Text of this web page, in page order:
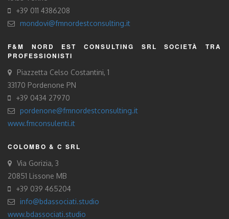
+39 011 4386208
mondovi@fmnordestconsulting.it
F&M NORD EST CONSULTING SRL SOCIETÀ TRA
PROFESSIONISTI
Piazzetta Celso Costantini, 1
33170 Pordenone PN
+39 0434 27970
pordenone@fmnordestconsulting.it
www.fmconsulenti.it
COLOMBO & C SRL
Via Gorizia, 3
20851 Lissone MB
+39 039 465204
info@bdassociati.studio
www.bdassociati.studio